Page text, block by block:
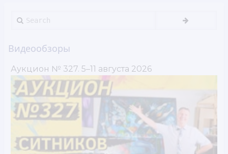
Search
Видеообзоры
Аукцион № 327. 5–11 августа 2026